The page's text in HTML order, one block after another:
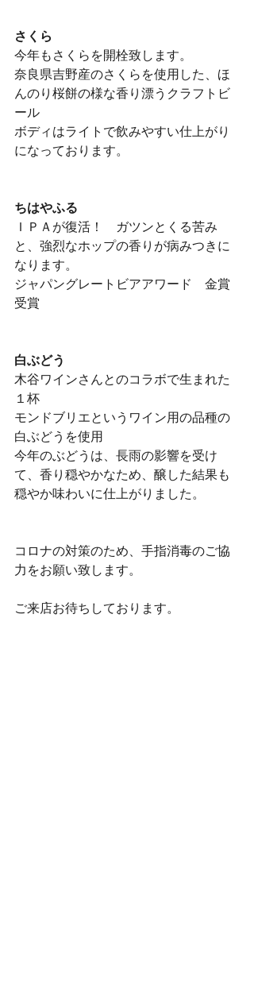
さくら
今年もさくらを開栓致します。
奈良県吉野産のさくらを使用した、ほ
んのり桜餅の様な香り漂うクラフトビ
ール
ボディはライトで飲みやすい仕上がり
になっております。
ちはやふる
ＩＰＡが復活！　ガツンとくる苦み
と、強烈なホップの香りが病みつきに
なります。
ジャパングレートビアアワード　金賞
受賞
白ぶどう
木谷ワインさんとのコラボで生まれた
１杯
モンドブリエというワイン用の品種の
白ぶどうを使用
今年のぶどうは、長雨の影響を受け
て、香り穏やかなため、醸した結果も
穏やか味わいに仕上がりました。
コロナの対策のため、手指消毒のご協
力をお願い致します。
ご来店お待ちしております。